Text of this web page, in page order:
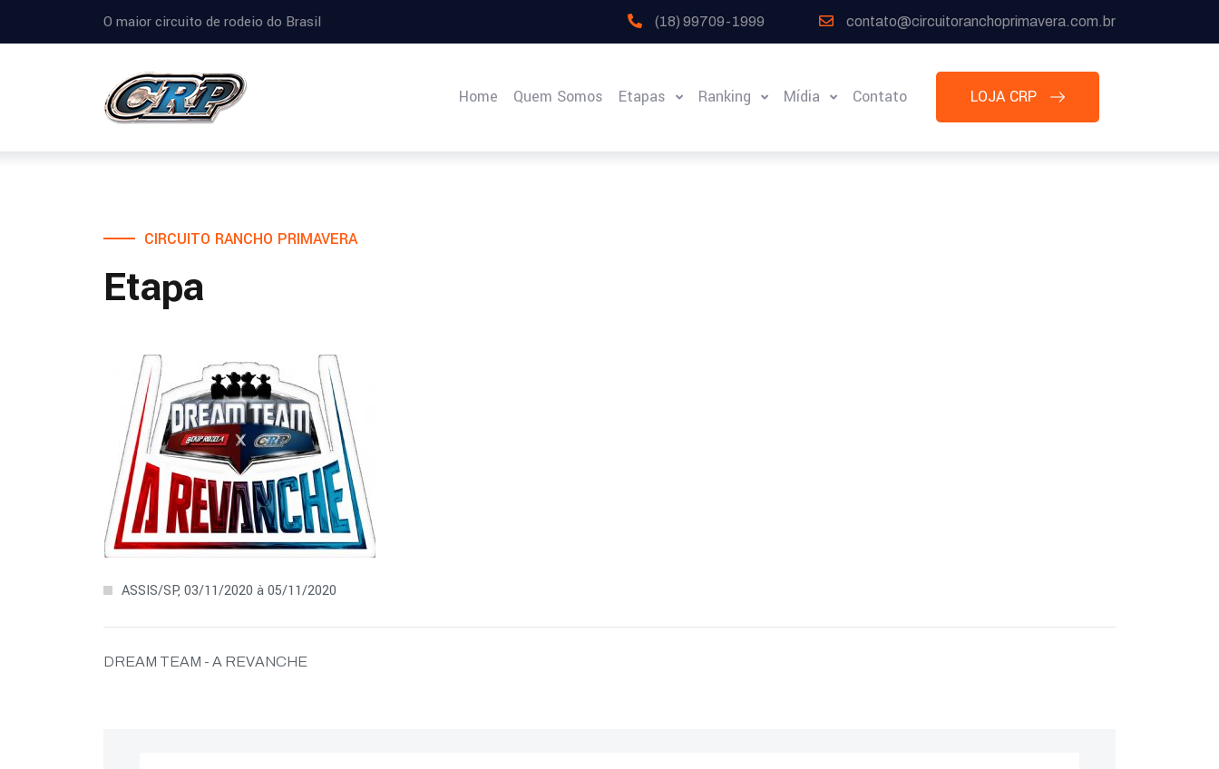
O maior circuito de rodeio do Brasil (18) 99709-1999 contato@circuitoranchoprimavera.com.br
Home Quem Somos Etapas Ranking Mídia Contato LOJA CRP
CIRCUITO RANCHO PRIMAVERA
Etapa
ASSIS/SP, 03/11/2020 à 05/11/2020
DREAM TEAM - A REVANCHE